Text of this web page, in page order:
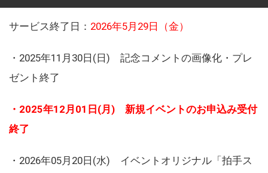
サービス終了日： 2026年5月29日（金）
・2025年11月30日(日) 記念コメントの画像化・プレ
ゼント終了
・2025年12月01日(月) 新規イベントのお申込み受付
終了
・2026年05月20日(水) イベントオリジナル「拍手ス